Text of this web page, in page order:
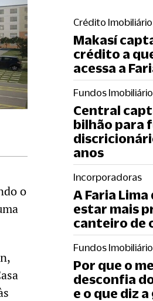
o
Crédito Imobiliário
Makasí
crédito a
acessa a
Fundos
Central
bilhão para
anos
Incorporadoras
A Faria
estar mais
canteiro de
Fundos
Por que o
desconfia do
e o que diz